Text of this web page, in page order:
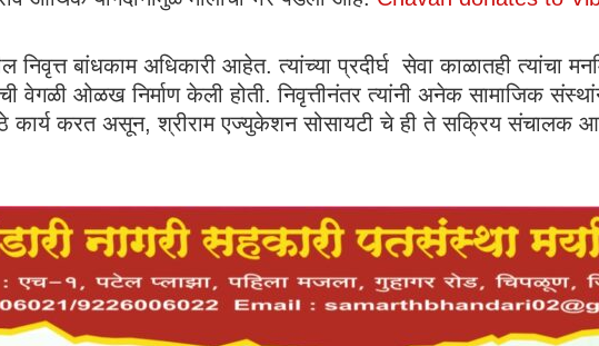
बांधकाम अधिकारी आहेत. त्यांच्या प्रदीर्घ सेवा काळातही त्यांचा
वेगळी ओळख निर्माण केली होती. निवृत्तीनंतर त्यांनी अनेक सामाजिक
कार्य करत असून, श्रीराम एज्युकेशन सोसायटी चे ही ते सक्रिय संचालक